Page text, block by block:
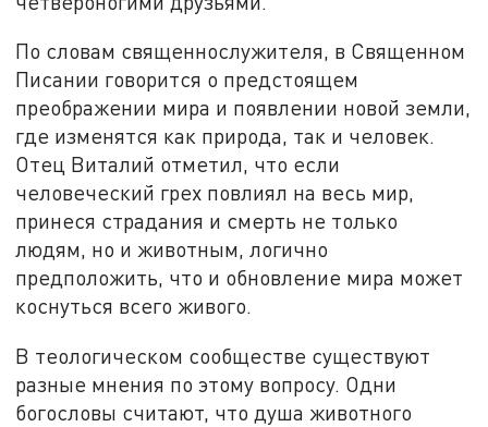
По словам священнослужителя, в Священном
Писании говорится о предстоящем
преображении мира и появлении новой земли,
где изменятся как природа, так и человек.
Отец Виталий отметил, что если
человеческий грех повлиял на весь мир,
принеся страдания и смерть не только
людям, но и животным, логично
предположить, что и обновление мира может
коснуться всего живого.
В теологическом сообществе существуют
разные мнения по этому вопросу. Одни
богословы считают, что душа животного